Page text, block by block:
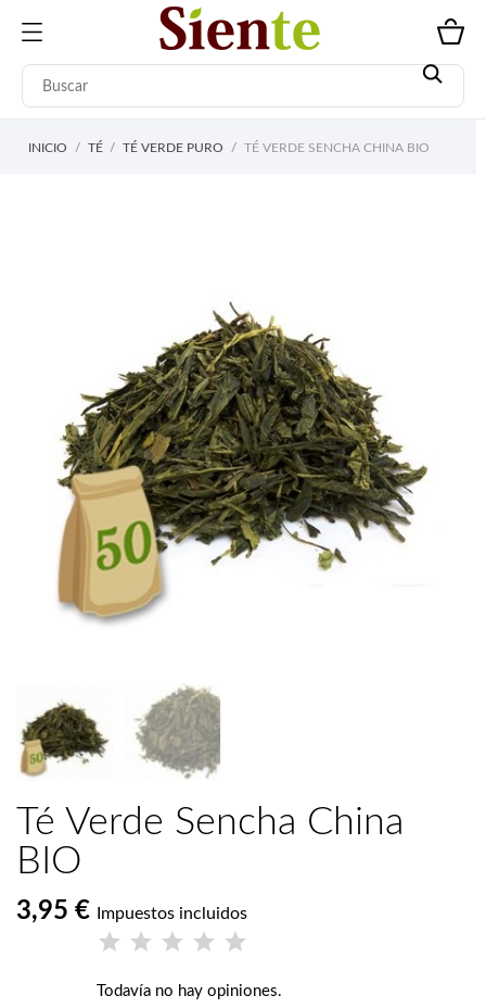
INICIO TÉ TÉ VERDE PURO TÉ VERDE SENCHA CHINA BIO
Té Verde Sencha China
BIO
3,95 € Impuestos incluidos
Todavía no hay opiniones.